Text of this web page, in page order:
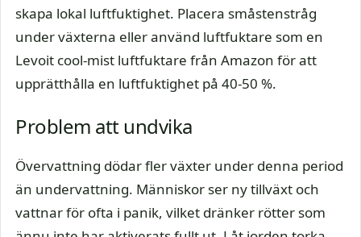
skapa lokal luftfuktighet. Placera småstenstråg
under växterna eller använd luftfuktare som en
Levoit cool-mist luftfuktare från Amazon för att
upprätthålla en luftfuktighet på 40-50 %.
Problem att undvika
Övervattning dödar fler växter under denna period
än undervattning. Människor ser ny tillväxt och
vattnar för ofta i panik, vilket dränker rötter som